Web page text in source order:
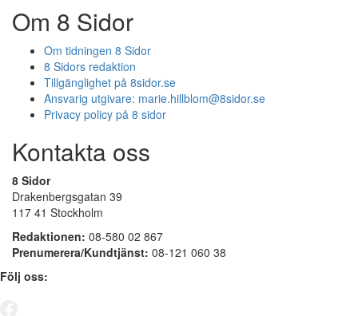
Om 8 Sidor
Om tidningen 8 Sidor
8 Sidors redaktion
Tillgänglighet på 8sidor.se
Ansvarig utgivare: marie.hillblom@8sidor.se
Privacy policy på 8 sidor
Kontakta oss
8 Sidor
Drakenbergsgatan 39
117 41 Stockholm
Redaktionen: 08-580 02 867
Prenumerera/Kundtjänst: 08-121 060 38
Följ oss: